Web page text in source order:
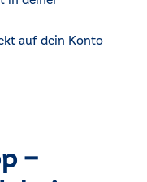
auf dein Konto
–